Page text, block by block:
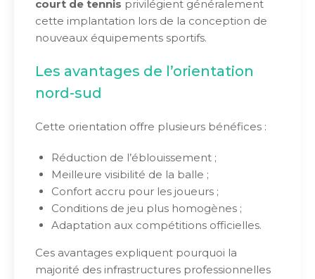
court de tennis privilégient généralement
cette implantation lors de la conception de
nouveaux équipements sportifs.
Les avantages de l’orientation
nord-sud
Cette orientation offre plusieurs bénéfices :
Réduction de l’éblouissement ;
Meilleure visibilité de la balle ;
Confort accru pour les joueurs ;
Conditions de jeu plus homogènes ;
Adaptation aux compétitions officielles.
Ces avantages expliquent pourquoi la
majorité des infrastructures professionnelles